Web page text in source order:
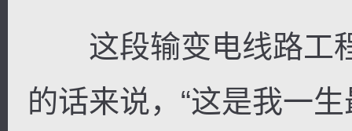
这段输变电线路工
的话来说，“这是我一